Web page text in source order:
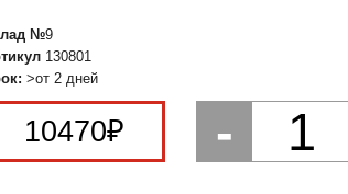
№9
130801
>от 2 дней
10470₽ - 1